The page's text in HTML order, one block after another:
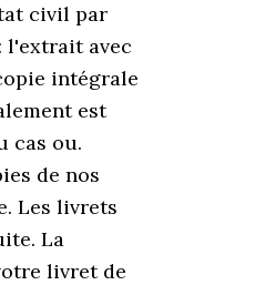
civil par
l'extrait avec
intégrale
est
cas ou.
de nos
Les livrets
La
livret de